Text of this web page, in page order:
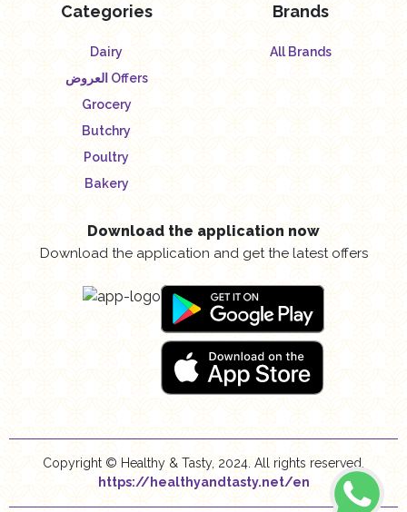
Categories
Dairy
العروض Offers
Grocery
Butchry
Poultry
Bakery
Brands
All Brands
Download the application now
Download the application and get the latest offers
Copyright © Healthy & Tasty, 2024. All rights reserved.
https://healthyandtasty.net/en